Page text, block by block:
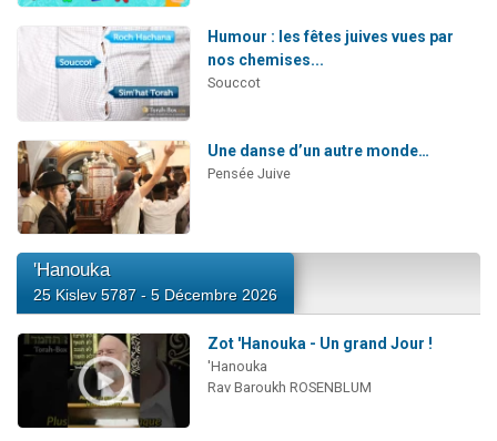
Humour : les fêtes juives vues par
nos chemises...
Souccot
Une danse d’un autre monde…
Pensée Juive
'Hanouka
25 Kislev 5787 - 5 Décembre 2026
Zot 'Hanouka - Un grand Jour !
'Hanouka
Rav Baroukh ROSENBLUM